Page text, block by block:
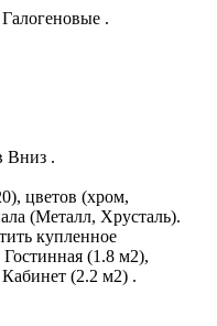
.
Вниз .
цветов (хром,
(Металл, Хрусталь).
купленное
(1.8 м2),
(2.2 м2) .